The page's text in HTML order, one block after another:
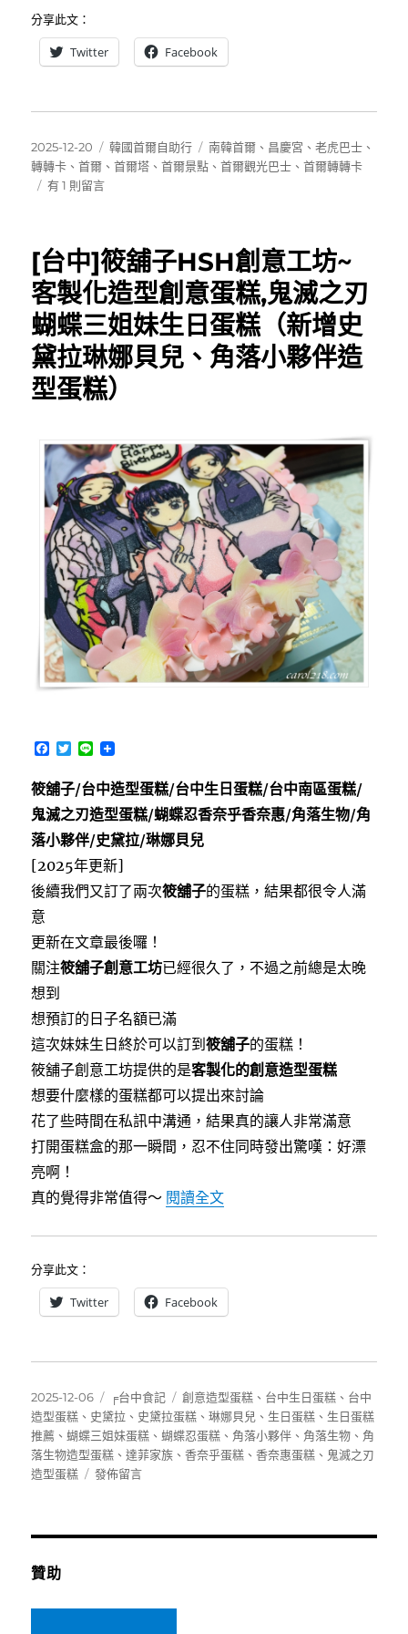
分享此文：
Twitter Facebook
發
佈
日
2025-12-20
分
類
韓國首爾自助行
標
籤
南韓首爾 、 昌慶宮 、老虎巴士 、
轉轉卡 、首爾 、首爾塔 、首爾景點 、首爾觀光巴士 、首爾轉轉卡
在
市
觀
光
巴
士
（老
虎
巴
經
明
洞、
首
爾
塔、
景
福
宮
等
熱
門
景
轉
卡
免
費
搭
乘〉
有 1 則留言
[台中]筱舖子HSH創意工坊~
客製化造型創意蛋糕,鬼滅之刃
蝴蝶三姐妹生日蛋糕（新增史
黛拉琳娜貝兒、角落小夥伴造
型蛋糕）
F
c
e
b
o
o
k
T
i
t
t
e
r
L
n
e
筱舖子/台中造型蛋糕/台中生日蛋糕/台中南區蛋糕/
鬼滅之刃造型蛋糕/蝴蝶忍香奈乎香奈惠/角落生物/角
落小夥伴/史黛拉/琳娜貝兒
[2025年更新]
後續我們又訂了兩次筱舖子的蛋糕，結果都很令人滿
意
更新在文章最後囉！
關注筱舖子創意工坊已經很久了，不過之前總是太晚
想到
想預訂的日子名額已滿
這次妹妹生日終於可以訂到筱舖子的蛋糕！
筱舖子創意工坊提供的是客製化的創意造型蛋糕
想要什麼樣的蛋糕都可以提出來討論
花了些時間在私訊中溝通，結果真的讓人非常滿意
打開蛋糕盒的那一瞬間，忍不住同時發出驚嘆：好漂
亮啊！
真的覺得非常值得～ 閱讀全文〈[台中]筱舖子HSH創意工
分享此文：
Twitter Facebook
發
佈
日
期:
2025-12-06
分
類
╒台中食記
標
籤
創意造型蛋糕 、 台中生日蛋糕 、 台中
造型蛋糕 、 史黛拉 、 史黛拉蛋糕 、琳娜貝兒 、 生日蛋糕 、 生日蛋糕
推薦 、 蝴蝶三姐妹蛋糕 、 蝴蝶忍蛋糕 、 角落小夥伴 、 角落生物 、 角
落生物造型蛋糕 、達菲家族 、香奈乎蛋糕 、香奈惠蛋糕 、 鬼滅之刃
造型蛋糕
在
創
發佈留言
贊助